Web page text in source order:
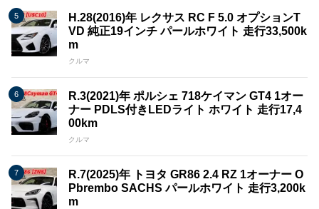
H.28(2016)年 レクサス RC F 5.0 オプションT
VD 純正19インチ パールホワイト 走行33,500k
m
クルマ
R.3(2021)年 ポルシェ 718ケイマン GT4 1オー
ナー PDLS付きLEDライト ホワイト 走行17,4
00km
クルマ
R.7(2025)年 トヨタ GR86 2.4 RZ 1オーナー O
Pbrembo SACHS パールホワイト 走行3,200k
m